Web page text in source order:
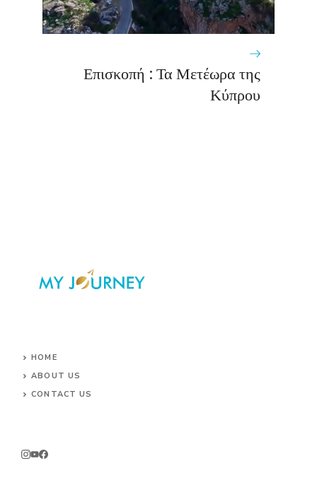
Επισκοπή : Τα Μετέωρα της
Κύπρου
HOME
ABOUT US
CONTACT US